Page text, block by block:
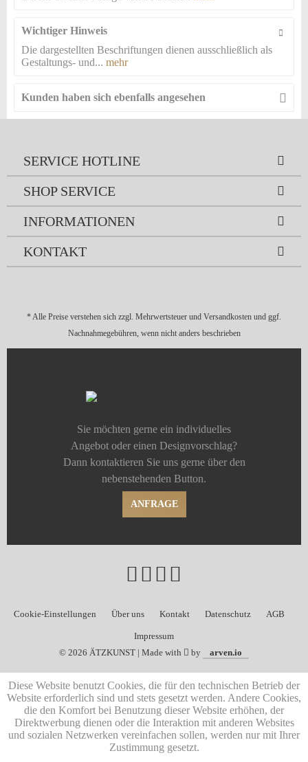
Wichtiger Hinweis
Die dargestellten Beschriftungen dienen ausschließlich als
Gestaltungs- und... mehr
Kunden haben sich ebenfalls angesehen
SERVICE HOTLINE
SHOP SERVICE
INFORMATIONEN
KONTAKT
* Alle Preise verstehen sich zzgl. Mehrwertsteuer und Versandkosten und ggf.
Nachnahmegebühren, wenn nicht anders beschrieben
Sie möchten gerne ein individuelles
Angebot oder einen Designvorschlag?
Dann kontaktieren Sie uns gerne über den
nebenstehenden Button.
ANFRAGE
Cookie-Einstellungen Über uns Kontakt Datenschutz AGB
Impressum
© 2026 ÄTZKUNST | Made with by arven.io
Diese Website benutzt Cookies, die für den technischen Betrieb der
Website erforderlich sind und stets gesetzt werden. Andere Cookies,
die den Komfort bei Benutzung dieser Website erhöhen, der
Direktwerbung dienen oder die Interaktion mit anderen Websites
und sozialen Netzwerken vereinfachen sollen, werden nur mit Ihrer
Zustimmung gesetzt.